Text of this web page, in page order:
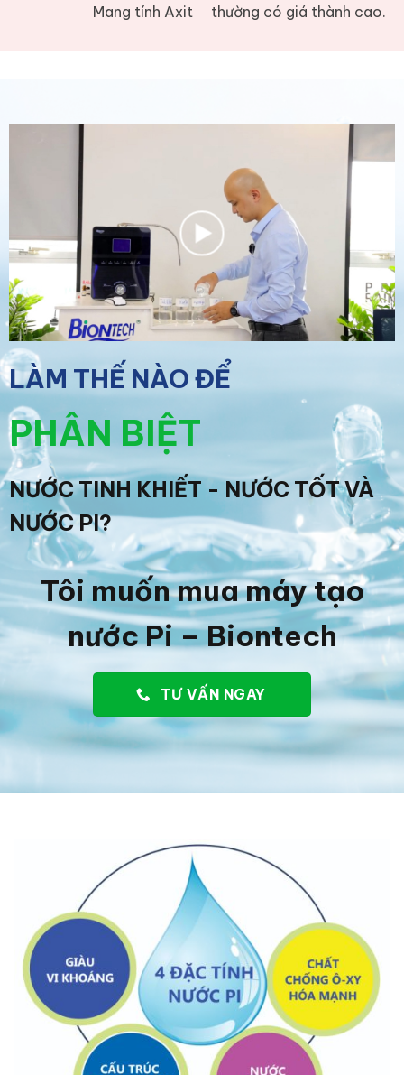
Mang tính Axit
thường có giá thành cao.
LÀM THẾ NÀO ĐỂ
PHÂN BIỆT
NƯỚC TINH KHIẾT - NƯỚC TỐT VÀ
NƯỚC PI?
Tôi muốn mua máy tạo
nước Pi – Biontech
TƯ VẤN NGAY